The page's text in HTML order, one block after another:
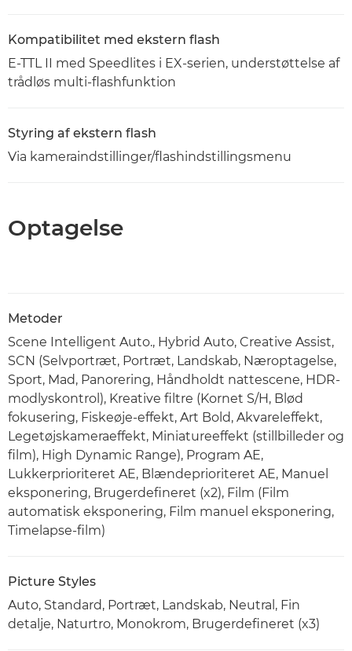
Kompatibilitet med ekstern flash
E-TTL II med Speedlites i EX-serien, understøttelse af
trådløs multi-flashfunktion
Styring af ekstern flash
Via kameraindstillinger/flashindstillingsmenu
Optagelse
Metoder
Scene Intelligent Auto., Hybrid Auto, Creative Assist,
SCN (Selvportræt, Portræt, Landskab, Næroptagelse,
Sport, Mad, Panorering, Håndholdt nattescene, HDR-
modlyskontrol), Kreative filtre (Kornet S/H, Blød
fokusering, Fiskeøje-effekt, Art Bold, Akvareleffekt,
Legetøjskameraeffekt, Miniatureeffekt (stillbilleder og
film), High Dynamic Range), Program AE,
Lukkerprioriteret AE, Blændeprioriteret AE, Manuel
eksponering, Brugerdefineret (x2), Film (Film
automatisk eksponering, Film manuel eksponering,
Timelapse-film)
Picture Styles
Auto, Standard, Portræt, Landskab, Neutral, Fin
detalje, Naturtro, Monokrom, Brugerdefineret (x3)